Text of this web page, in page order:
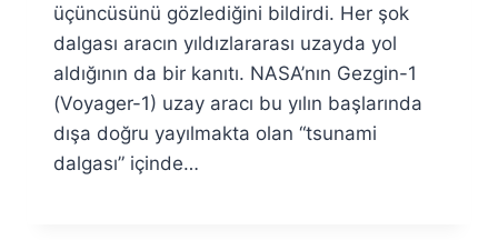
üçüncüsünü gözlediğini bildirdi. Her şok
dalgası aracın yıldızlararası uzayda yol
aldığının da bir kanıtı. NASA’nın Gezgin-1
(Voyager-1) uzay aracı bu yılın başlarında
dışa doğru yayılmakta olan “tsunami
dalgası” içinde…